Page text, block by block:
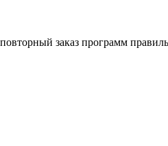
заказ программ